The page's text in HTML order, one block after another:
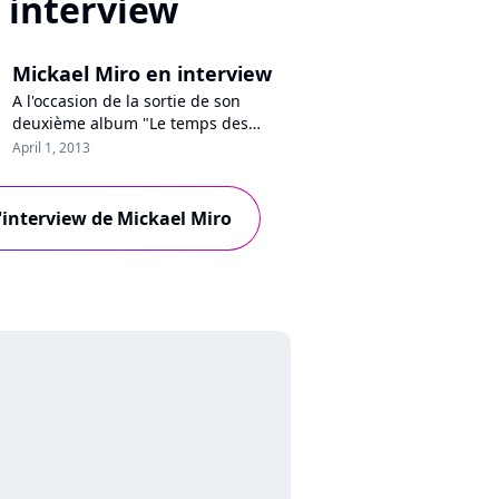
Mickael Miro en interview
A l'occasion de la sortie de son
deuxième album "Le temps des
sourires", Mickael Miro a répondu
chanteur évoque ses craintes que
tout s'arrête du jour au lendemain,
ses blessures passées, sans oublier
son admiration pour Jean-Jacques
April 1, 2013
de Mickael Miro